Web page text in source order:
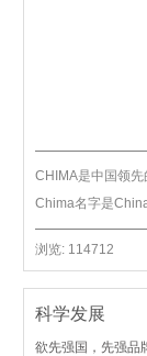
CHIMA是中国领先
Chima名字是China
浏览: 114712
科学发展
欲先强国，先强品